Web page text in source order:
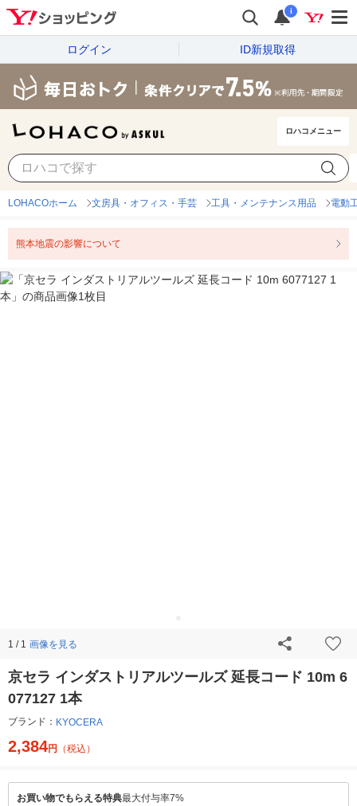
i
ログイン ID新規取得
ロハコメニュー
LOHACOホーム 文房具・オフィス・手芸 工具・メンテナンス用品 電動
熊本地震の影響について
1 / 1 画像を見る
京セラ インダストリアルツールズ 延長コード 10m 6
077127 1本
ブランド： KYOCERA
2,384円 （税込）
お買い物でもらえる特典最大付与率7%